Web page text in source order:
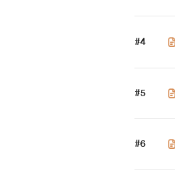
#4
#5
#6